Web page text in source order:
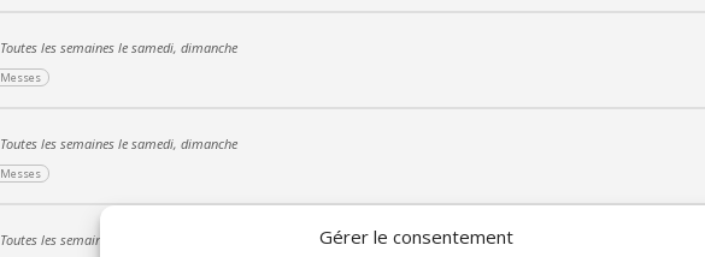
Gérer le consentement
Toutes les semaines le samedi, dimanche
Messes
Toutes les semaines le samedi, dimanche
Messes
Toutes les semaines le samedi, dimanche